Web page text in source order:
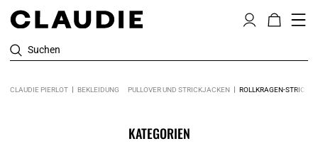
Suchen
CLAUDIE PIERLOT BEKLEIDUNG PULLOVER UND STRICKJACKEN ROLLKRAGEN-
KATEGORIEN